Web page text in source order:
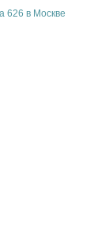
626 в Москве